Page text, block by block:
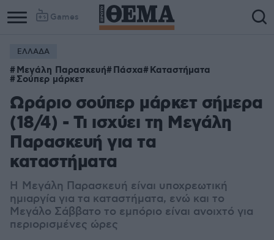
Games
ΕΛΛΑΔΑ
Μεγάλη Παρασκευή Πάσχα Καταστήματα
Σούπερ μάρκετ
Ωράριο σούπερ μάρκετ σήμερα
(18/4) - Τι ισχύει τη Μεγάλη
Παρασκευή για τα
καταστήματα
H Μεγάλη Παρασκευή είναι υποχρεωτική
ημιαργία για τα καταστήματα, ενώ και το
Μεγάλο Σάββατο το εμπόριο είναι ανοιχτό για
περιορισμένες ώρες